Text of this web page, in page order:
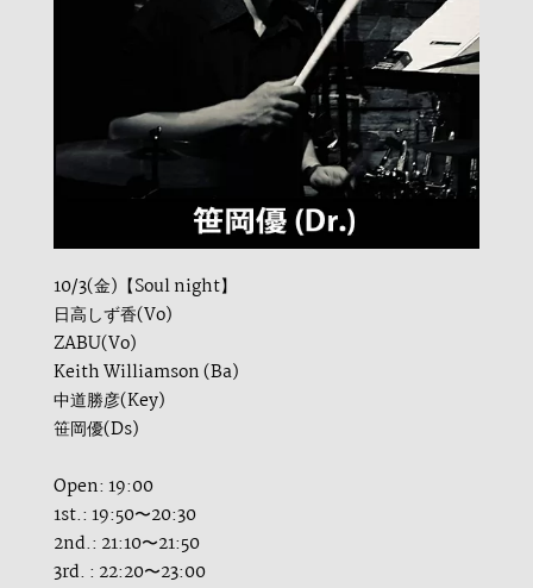
10/3(金)【Soul night】
日高しず香(Vo)
ZABU(Vo)
Keith Williamson (Ba)
中道勝彦(Key)
笹岡優(Ds)
Open: 19:00
1st.: 19:50〜20:30
2nd.: 21:10〜21:50
3rd. : 22:20〜23:00